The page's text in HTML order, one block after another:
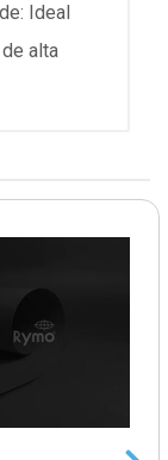
Ideal
alta